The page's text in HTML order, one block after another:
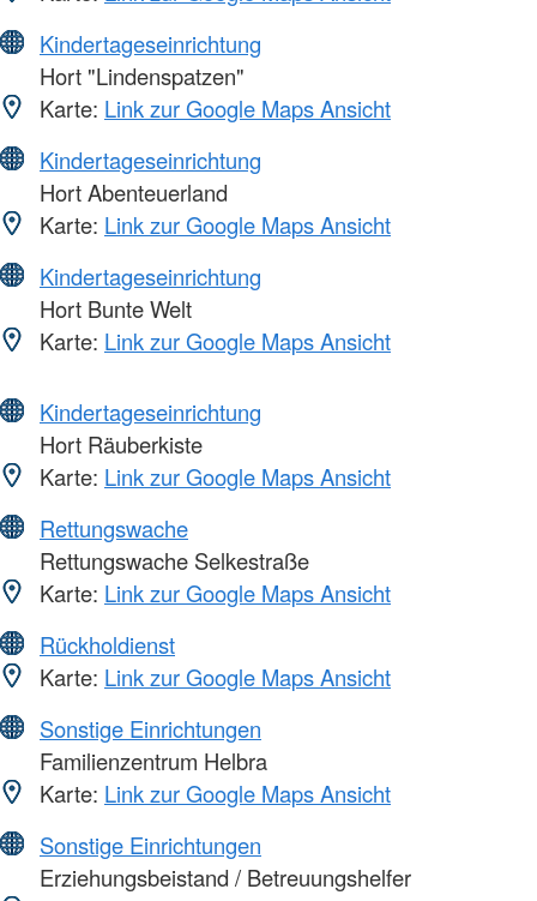
Kindertageseinrichtung
Hort "Lindenspatzen"
Karte: Link zur Google Maps Ansicht
Kindertageseinrichtung
Hort Abenteuerland
Karte: Link zur Google Maps Ansicht
Kindertageseinrichtung
Hort Bunte Welt
Karte: Link zur Google Maps Ansicht
Kindertageseinrichtung
Hort Räuberkiste
Karte: Link zur Google Maps Ansicht
Rettungswache
Rettungswache Selkestraße
Karte: Link zur Google Maps Ansicht
Rückholdienst
Karte: Link zur Google Maps Ansicht
Sonstige Einrichtungen
Familienzentrum Helbra
Karte: Link zur Google Maps Ansicht
Sonstige Einrichtungen
Erziehungsbeistand / Betreuungshelfer